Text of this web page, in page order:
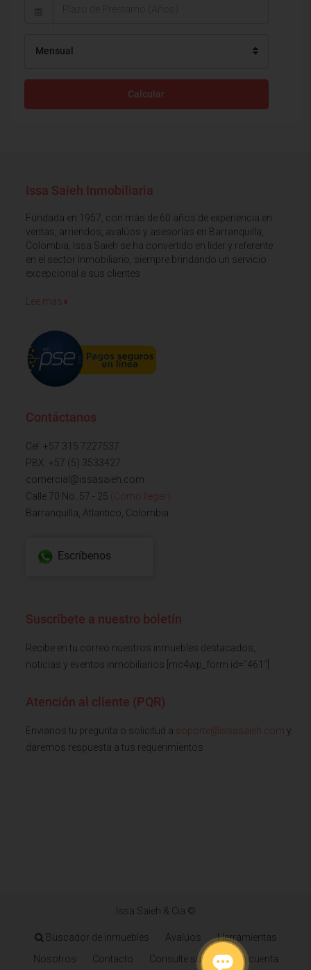
Mensual
Calcular
Issa Saieh Inmobiliaria
Fundada en 1957, con más de 60 años de experiencia en
ventas, arriendos, avalúos y asesorías en Barranquilla,
Colombia, Issa Saieh se ha convertido en líder y referente
en el sector Inmobiliario, siempre brindando un servicio
excepcional a sus clientes
Lee mas
Contáctanos
Cel: +57 315 7227537
PBX: +57 (5) 3533427
comercial@issasaieh.com
Calle 70 No. 57 - 25 (Cómo llegar)
Barranquilla, Atlantico, Colombia
Escríbenos
Suscríbete a nuestro boletín
Recibe en tu correo nuestros inmuebles destacados,
noticias y eventos inmobiliarios [mc4wp_form id="461"]
Atención al cliente (PQR)
Envianos tu pregunta o solicitud a soporte@issasaieh.com y
daremos respuesta a tus requerimientos
Issa Saieh & Cia ©
Buscador de inmuebles Avalúos
Herramientas
Nosotros
Contacto Consulte su estado de cuenta